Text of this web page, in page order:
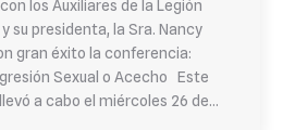
los Auxiliares de la Legión
su presidenta, la Sra. Nancy
gran éxito la conferencia:
Sexual o Acecho Este
a cabo el miércoles 26 de…